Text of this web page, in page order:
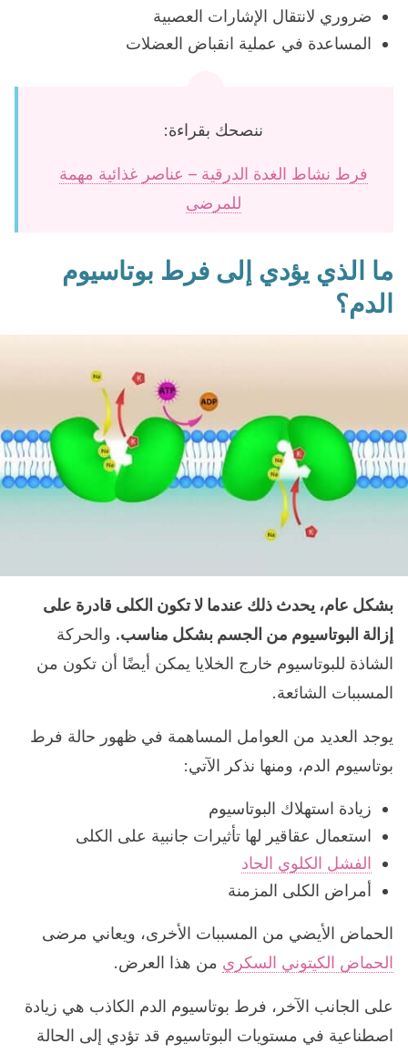
ضروري لانتقال الإشارات العصبية
المساعدة في عملية انقباض العضلات
ننصحك بقراءة:
فرط نشاط الغدة الدرقية – عناصر غذائية مهمة
للمرضى
ما الذي يؤدي إلى فرط بوتاسيوم
الدم؟
بشكل عام، يحدث ذلك عندما لا تكون الكلى قادرة على
إزالة البوتاسيوم من الجسم بشكل مناسب. والحركة
الشاذة للبوتاسيوم خارج الخلايا يمكن أيضًا أن تكون من
المسببات الشائعة.
يوجد العديد من العوامل المساهمة في ظهور حالة فرط
بوتاسيوم الدم، ومنها نذكر الآتي:
زيادة استهلاك البوتاسيوم
استعمال عقاقير لها تأثيرات جانبية على الكلى
الفشل الكلوي الحاد
أمراض الكلى المزمنة
الحماض الأيضي من المسببات الأخرى، ويعاني مرضى
الحماض الكيتوني السكري من هذا العرض.
على الجانب الآخر، فرط بوتاسيوم الدم الكاذب هي زيادة
اصطناعية في مستويات البوتاسيوم قد تؤدي إلى الحالة